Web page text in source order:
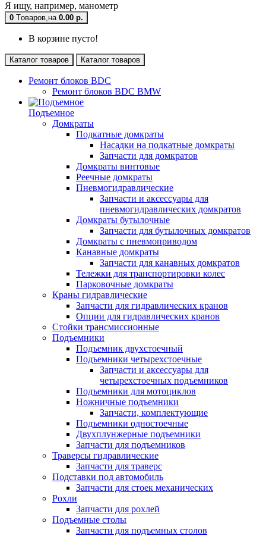
Я ищу, например, манометр
0 Tоваров,на 0.00 р.
В корзине пусто!
Каталог товаров Каталог товаров
Ремонт блоков BDC
Ремонт блоков BDC BMW
Подъемное
Домкраты
Подкатные домкраты
Насадки на подкатные домкраты
Запчасти для домкратов
Домкраты винтовые
Реечные домкраты
Пневмогидравлические
Запчасти и аксессуары для
пневмогидравлических домкратов
Домкраты бутылочные
Запчасти для бутылочных домкратов
Домкраты с пневмоприводом
Канавные домкраты
Запчасти для канавных домкратов
Тележки для транспортировки колес
Парковочные домкраты
Краны гидравлические
Запчасти для гидравлических кранов
Опции для гидравлических кранов
Стойки трансмиссионные
Подъемники
Подъемник двухстоечный
Подъемники четырехстоечные
Запчасти и аксессуары для
четырехстоечных подъемников
Подъемники для мотоциклов
Ножничные подъемники
Запчасти, комплектующие
Подъемники одностоечные
Двухплунжерные подъемники
Запчасти для подъемников
Траверсы гидравлические
Запчасти для траверс
Подставки под автомобиль
Запчасти для стоек механических
Рохли
Запчасти для рохлей
Подъемные столы
Запчасти для подъемных столов